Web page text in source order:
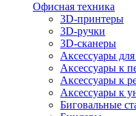
Офисная техника
3D-принтеры
3D-ручки
3D-сканеры
Аксессуары
Аксессуары к
Аксессуары к
Аксессуары к
Биговальные